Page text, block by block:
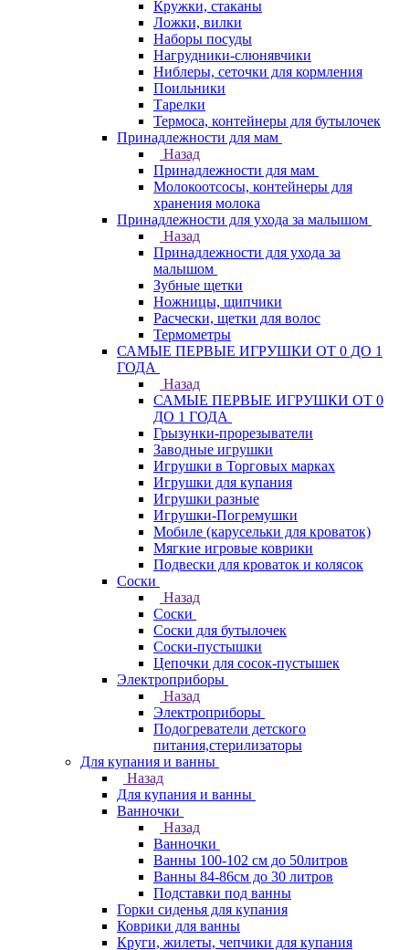
Кружки, стаканы
Ложки, вилки
Наборы посуды
Нагрудники-слюнявчики
Ниблеры, сеточки для кормления
Поильники
Тарелки
Термоса, контейнеры для бутылочек
Принадлежности для мам
Назад
Принадлежности для мам
Молокоотсосы, контейнеры для
хранения молока
Принадлежности для ухода за малышом
Назад
Принадлежности для ухода за
малышом
Зубные щетки
Ножницы, щипчики
Расчески, щетки для волос
Термометры
САМЫЕ ПЕРВЫЕ ИГРУШКИ ОТ 0 ДО 1
ГОДА
Назад
САМЫЕ ПЕРВЫЕ ИГРУШКИ ОТ 0
ДО 1 ГОДА
Грызунки-прорезыватели
Заводные игрушки
Игрушки в Торговых марках
Игрушки для купания
Игрушки разные
Игрушки-Погремушки
Мобиле (карусельки для кроваток)
Мягкие игровые коврики
Подвески для кроваток и колясок
Соски
Назад
Соски
Соски для бутылочек
Соски-пустышки
Цепочки для сосок-пустышек
Электроприборы
Назад
Электроприборы
Подогреватели детского
питания,стерилизаторы
Для купания и ванны
Назад
Для купания и ванны
Ванночки
Назад
Ванночки
Ванны 100-102 см до 50литров
Ванны 84-86см до 30 литров
Подставки под ванны
Горки сиденья для купания
Коврики для ванны
Круги, жилеты, чепчики для купания